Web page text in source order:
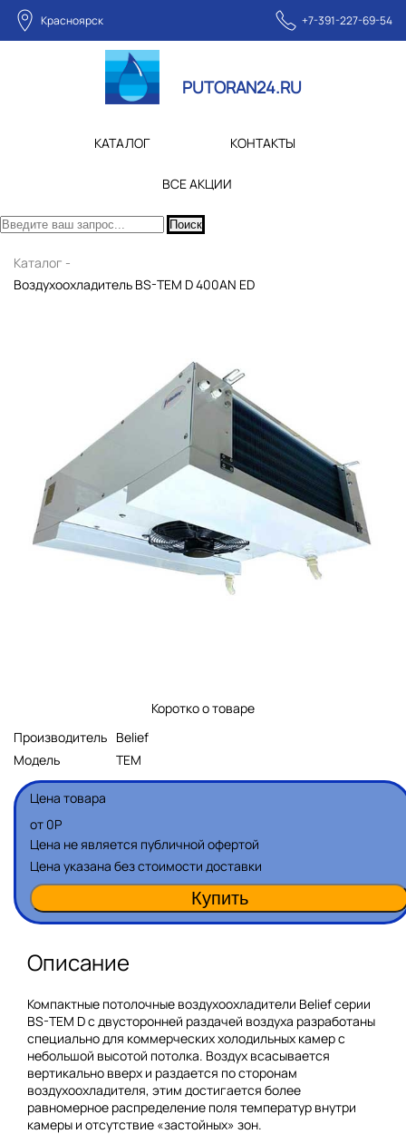
Красноярск +7-391-227-69-54
PUTORAN24.RU
КАТАЛОГ КОНТАКТЫ
ВСЕ АКЦИИ
Поиск
Каталог -
Воздухоохладитель BS-TEM D 400AN ED
Коротко о товаре
Производитель Belief
Модель
TEM
Цена товара
от 0Р
Цена не является публичной офертой
Цена указана без стоимости доставки
Описание
Компактные потолочные воздухоохладители Belief серии
BS-TEM D с двусторонней раздачей воздуха разработаны
специально для коммерческих холодильных камер с
небольшой высотой потолка. Воздух всасывается
вертикально вверх и раздается по сторонам
воздухоохладителя, этим достигается более
равномерное распределение поля температур внутри
камеры и отсутствие «застойных» зон.